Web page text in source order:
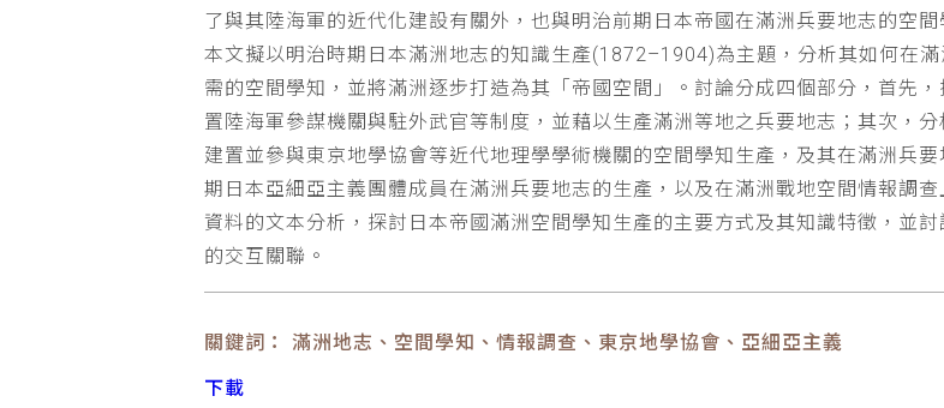
了與其陸海軍的近代化建設有關外，也與明治前期日本帝國在滿洲兵要地志的空間
本文擬以明治時期日本滿洲地志的知識生產(1872–1904)為主題，分析其如何在
需的空間學知，並將滿洲逐步打造為其「帝國空間」。討論分成四個部分，首先
置陸海軍參謀機關與駐外武官等制度，並藉以生產滿洲等地之兵要地志；其次，
建置並參與東京地學協會等近代地理學學術機關的空間學知生產，及其在滿洲兵
期日本亞細亞主義團體成員在滿洲兵要地志的生產，以及在滿洲戰地空間情報調
資料的文本分析，探討日本帝國滿洲空間學知生產的主要方式及其知識特徵，並
的交互關聯。
關鍵詞： 滿洲地志、空間學知、情報調查、東京地學協會、亞細亞主義
下載